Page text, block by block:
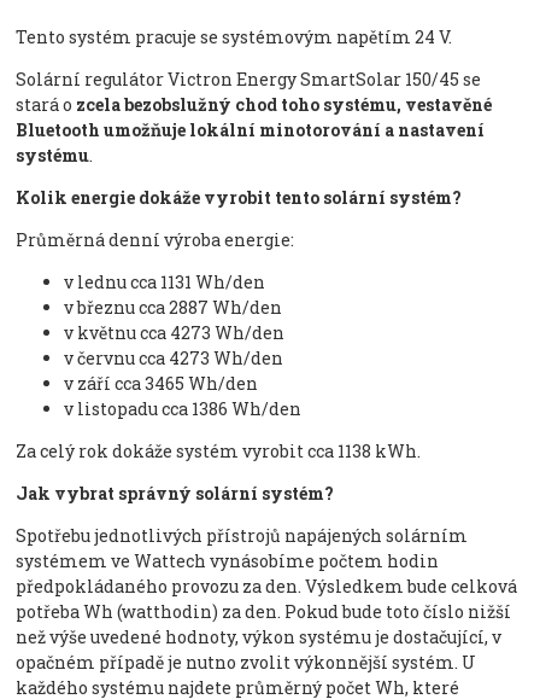
Tento systém pracuje se systémovým napětím 24 V.
Solární regulátor Victron Energy SmartSolar 150/45 se
stará o zcela bezobslužný chod toho systému, vestavěné
Bluetooth umožňuje lokální minotorování a nastavení
systému.
Kolik energie dokáže vyrobit tento solární systém?
Průměrná denní výroba energie:
v lednu cca 1131 Wh/den
v březnu cca 2887 Wh/den
v květnu cca 4273 Wh/den
v červnu cca 4273 Wh/den
v září cca 3465 Wh/den
v listopadu cca 1386 Wh/den
Za celý rok dokáže systém vyrobit cca 1138 kWh.
Jak vybrat správný solární systém?
Spotřebu jednotlivých přístrojů napájených solárním
systémem ve Wattech vynásobíme počtem hodin
předpokládaného provozu za den. Výsledkem bude celková
potřeba Wh (watthodin) za den. Pokud bude toto číslo nižší
než výše uvedené hodnoty, výkon systému je dostačující, v
opačném případě je nutno zvolit výkonnější systém. U
každého systému najdete průměrný počet Wh, které